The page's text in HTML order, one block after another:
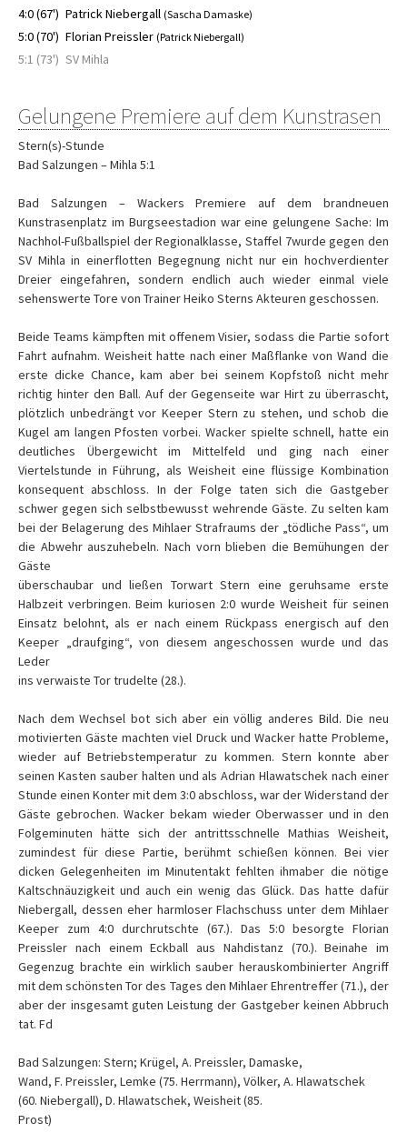
4:0 (67') Patrick Niebergall (Sascha Damaske)
5:0 (70') Florian Preissler (Patrick Niebergall)
5:1 (73') SV Mihla
Gelungene Premiere auf dem Kunstrasen
Stern(s)-Stunde
Bad Salzungen – Mihla 5:1
Bad Salzungen – Wackers Premiere auf dem brandneuen
Kunstrasenplatz im Burgseestadion war eine gelungene Sache: Im
Nachhol-Fußballspiel der Regionalklasse, Staffel 7wurde gegen den
SV Mihla in einerflotten Begegnung nicht nur ein hochverdienter
Dreier eingefahren, sondern endlich auch wieder einmal viele
sehenswerte Tore von Trainer Heiko Sterns Akteuren geschossen.
Beide Teams kämpften mit offenem Visier, sodass die Partie sofort
Fahrt aufnahm. Weisheit hatte nach einer Maßflanke von Wand die
erste dicke Chance, kam aber bei seinem Kopfstoß nicht mehr
richtig hinter den Ball. Auf der Gegenseite war Hirt zu überrascht,
plötzlich unbedrängt vor Keeper Stern zu stehen, und schob die
Kugel am langen Pfosten vorbei. Wacker spielte schnell, hatte ein
deutliches Übergewicht im Mittelfeld und ging nach einer
Viertelstunde in Führung, als Weisheit eine flüssige Kombination
konsequent abschloss. In der Folge taten sich die Gastgeber
schwer gegen sich selbstbewusst wehrende Gäste. Zu selten kam
bei der Belagerung des Mihlaer Strafraums der „tödliche Pass“, um
die Abwehr auszuhebeln. Nach vorn blieben die Bemühungen der
Gäste
überschaubar und ließen Torwart Stern eine geruhsame erste
Halbzeit verbringen. Beim kuriosen 2:0 wurde Weisheit für seinen
Einsatz belohnt, als er nach einem Rückpass energisch auf den
Keeper „draufging“, von diesem angeschossen wurde und das
Leder
ins verwaiste Tor trudelte (28.).
Nach dem Wechsel bot sich aber ein völlig anderes Bild. Die neu
motivierten Gäste machten viel Druck und Wacker hatte Probleme,
wieder auf Betriebstemperatur zu kommen. Stern konnte aber
seinen Kasten sauber halten und als Adrian Hlawatschek nach einer
Stunde einen Konter mit dem 3:0 abschloss, war der Widerstand der
Gäste gebrochen. Wacker bekam wieder Oberwasser und in den
Folgeminuten hätte sich der antrittsschnelle Mathias Weisheit,
zumindest für diese Partie, berühmt schießen können. Bei vier
dicken Gelegenheiten im Minutentakt fehlten ihmaber die nötige
Kaltschnäuzigkeit und auch ein wenig das Glück. Das hatte dafür
Niebergall, dessen eher harmloser Flachschuss unter dem Mihlaer
Keeper zum 4:0 durchrutschte (67.). Das 5:0 besorgte Florian
Preissler nach einem Eckball aus Nahdistanz (70.). Beinahe im
Gegenzug brachte ein wirklich sauber herauskombinierter Angriff
mit dem schönsten Tor des Tages den Mihlaer Ehrentreffer (71.), der
aber der insgesamt guten Leistung der Gastgeber keinen Abbruch
tat. Fd
Bad Salzungen: Stern; Krügel, A. Preissler, Damaske,
Wand, F. Preissler, Lemke (75. Herrmann), Völker, A. Hlawatschek
(60. Niebergall), D. Hlawatschek, Weisheit (85.
Prost)